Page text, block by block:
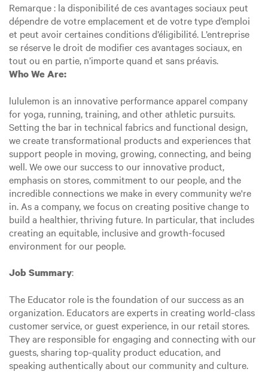
Remarque : la disponibilité de ces avantages sociaux peut
dépendre de votre emplacement et de votre type d’emploi
et peut avoir certaines conditions d’éligibilité. L’entreprise
se réserve le droit de modifier ces avantages sociaux, en
tout ou en partie, n’importe quand et sans préavis.
Who We Are:
lululemon is an innovative performance apparel company
for yoga, running, training, and other athletic pursuits.
Setting the bar in technical fabrics and functional design,
we create transformational products and experiences that
support people in moving, growing, connecting, and being
well. We owe our success to our innovative product,
emphasis on stores, commitment to our people, and the
incredible connections we make in every community we're
in. As a company, we focus on creating positive change to
build a healthier, thriving future. In particular, that includes
creating an equitable, inclusive and growth-focused
environment for our people.
Job Summary:
The Educator role is the foundation of our success as an
organization. Educators are experts in creating world-class
customer service, or guest experience, in our retail stores.
They are responsible for engaging and connecting with our
guests, sharing top-quality product education, and
speaking authentically about our community and culture.